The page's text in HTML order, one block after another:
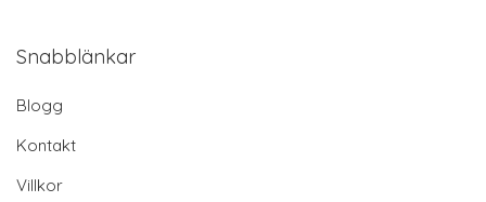
Snabblänkar
Blogg
Kontakt
Villkor